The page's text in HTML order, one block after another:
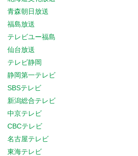
青森朝日放送
福島放送
テレビユー福島
仙台放送
テレビ静岡
静岡第一テレビ
SBSテレビ
新潟総合テレビ
中京テレビ
CBCテレビ
名古屋テレビ
東海テレビ